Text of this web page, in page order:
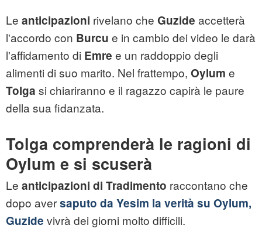
Le anticipazioni rivelano che Guzide accetterà
l'accordo con Burcu e in cambio dei video le darà
l'affidamento di Emre e un raddoppio degli
alimenti di suo marito. Nel frattempo, Oylum e
Tolga si chiariranno e il ragazzo capirà le paure
della sua fidanzata.
Tolga comprenderà le ragioni di
Oylum e si scuserà
Le anticipazioni di Tradimento raccontano che
dopo aversaputo da Yesim la verità su Oylum,
Guzide vivrà dei giorni molto difficili.